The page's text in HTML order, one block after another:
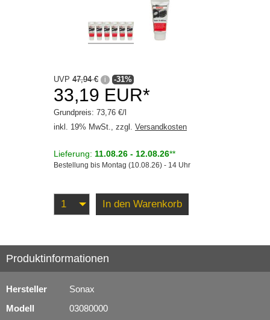
Kleben / Dichten
Schmierstoffe
UVP 47,94 € i -31%
33,19 EUR*
Grundpreis: 73,76 €/l
inkl. 19% MwSt., zzgl. Versandkosten
Lieferung: 11.08.26 - 12.08.26**
Bestellung bis Montag (10.08.26) - 14 Uhr
In den Warenkorb
Produktinformationen
Hersteller
Sonax
Modell
03080000